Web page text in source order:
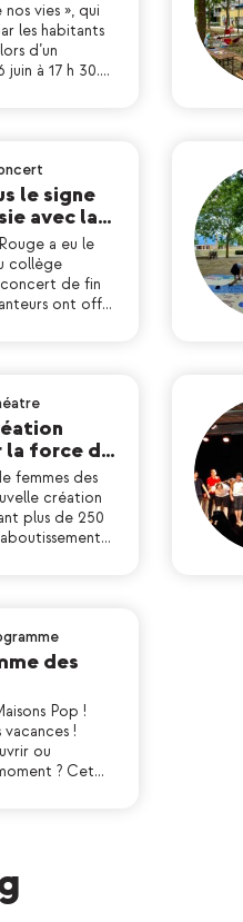
vies », qui
les habitants
d’un
juin à 17 h 30.…
le signe
avec la…
a eu le
collège
de fin
ont off…
force d…
femmes des
création
plus de 250
des
Pop !
!
ou
? Cet…